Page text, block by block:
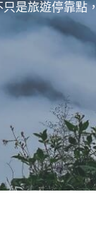
是旅遊停靠點